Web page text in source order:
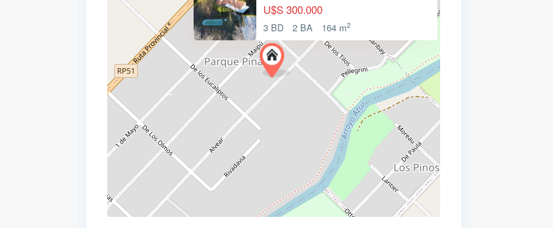
U$S 300.000
3 BD 2 BA 164 m2